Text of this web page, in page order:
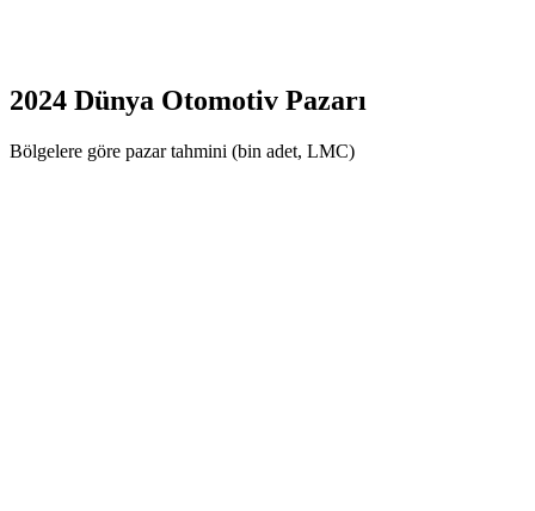
2024 Dünya Otomotiv Pazarı
Bölgelere göre pazar tahmini (bin adet, LMC)